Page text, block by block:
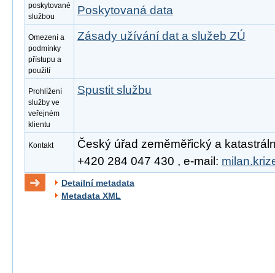
poskytované
službou
Poskytovaná data
Omezení a
podmínky
přístupu a
použití
Zásady užívání dat a služeb ZÚ
Prohlížení
služby ve
veřejném
klientu
Spustit službu
Kontakt
Český úřad zeměměřický a
+420 284 047 430 , e-mail:
Detailní metadata
Metadata XML